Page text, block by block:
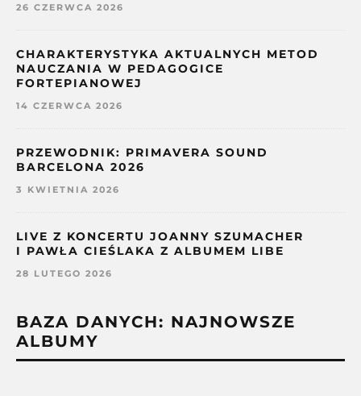
26 CZERWCA 2026
CHARAKTERYSTYKA AKTUALNYCH METOD
NAUCZANIA W PEDAGOGICE
FORTEPIANOWEJ
14 CZERWCA 2026
PRZEWODNIK: PRIMAVERA SOUND
BARCELONA 2026
3 KWIETNIA 2026
LIVE Z KONCERTU JOANNY SZUMACHER
I PAWŁA CIEŚLAKA Z ALBUMEM LIBE
28 LUTEGO 2026
BAZA DANYCH: NAJNOWSZE
ALBUMY